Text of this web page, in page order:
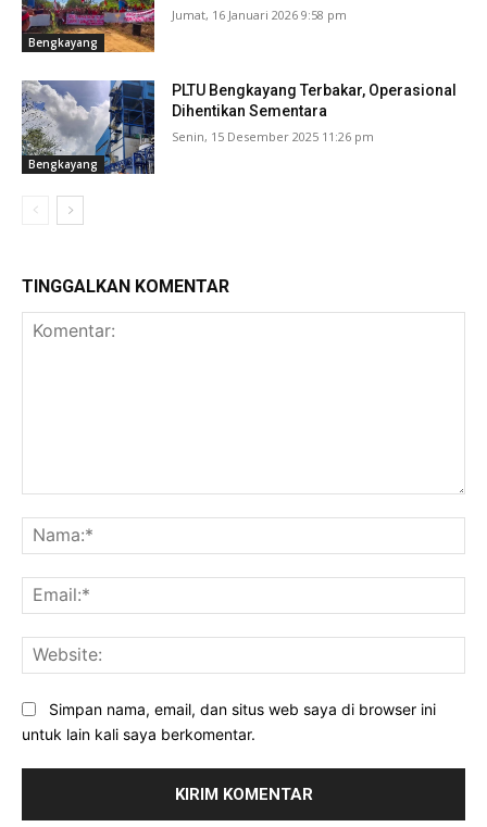
Bengkayang
Jumat, 16 Januari 2026 9:58 pm
Bengkayang
PLTU Bengkayang Terbakar, Operasional
Dihentikan Sementara
Senin, 15 Desember 2025 11:26 pm
TINGGALKAN KOMENTAR
Simpan nama, email, dan situs web saya di browser ini
untuk lain kali saya berkomentar.